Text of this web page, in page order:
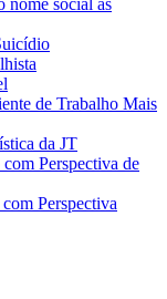
nome social às
de Trabalho Mais
da JT
Perspectiva de
Perspectiva